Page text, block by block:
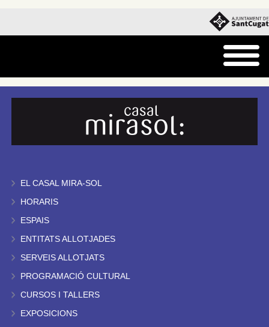
EL CASAL MIRA-SOL
HORARIS
ESPAIS
ENTITATS ALLOTJADES
SERVEIS ALLOTJATS
PROGRAMACIÓ CULTURAL
CURSOS I TALLERS
EXPOSICIONS